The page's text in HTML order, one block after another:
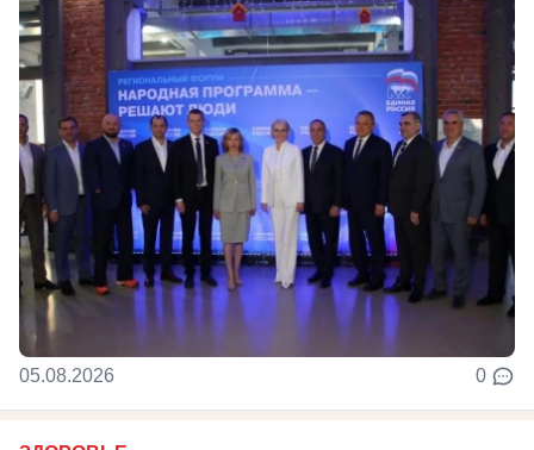
05.08.2026 0